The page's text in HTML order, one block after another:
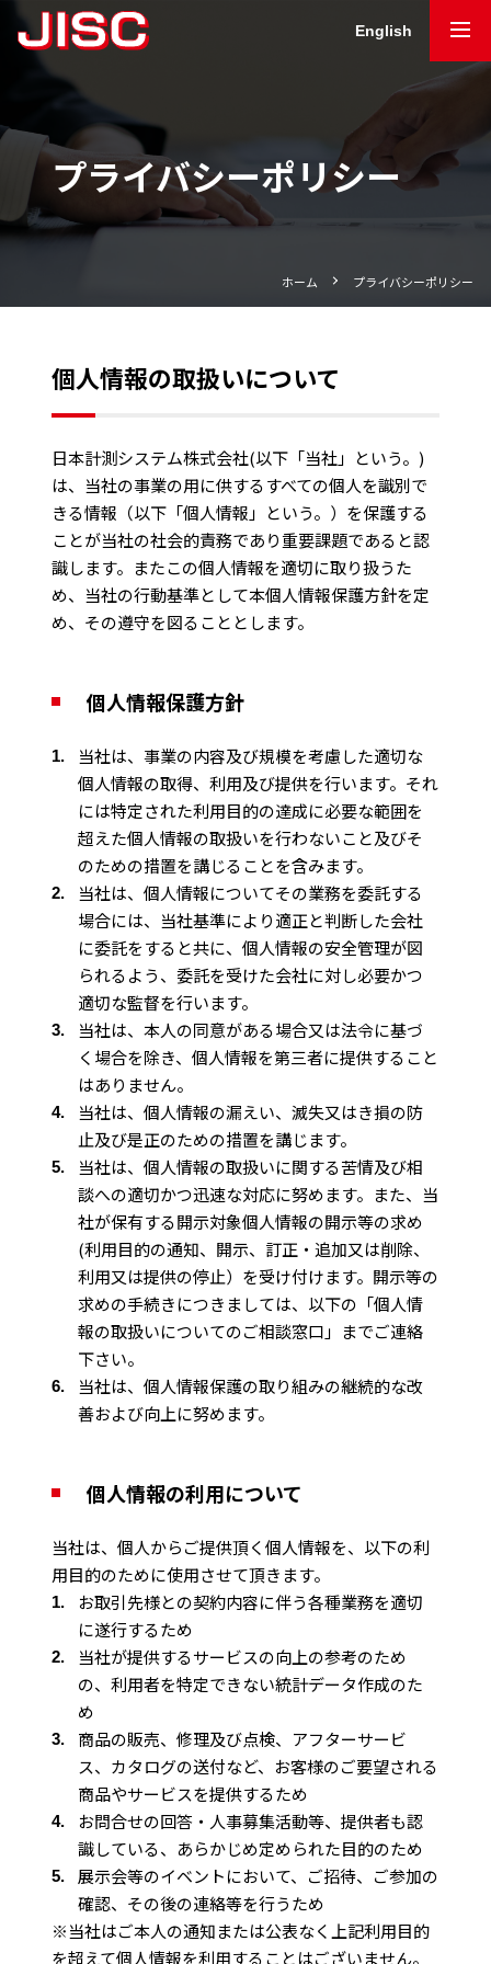
English
プライバシーポリシー
ホーム プライバシーポリシー
個人情報の取扱いについて
日本計測システム株式会社(以下「当社」という。)
は、当社の事業の用に供するすべての個人を識別で
きる情報（以下「個人情報」という。）を保護する
ことが当社の社会的責務であり重要課題であると認
識します。またこの個人情報を適切に取り扱うた
め、当社の行動基準として本個人情報保護方針を定
め、その遵守を図ることとします。
個人情報保護方針
当社は、事業の内容及び規模を考慮した適切な
個人情報の取得、利用及び提供を行います。それ
には特定された利用目的の達成に必要な範囲を
超えた個人情報の取扱いを行わないこと及びそ
のための措置を講じることを含みます。
当社は、個人情報についてその業務を委託する
場合には、当社基準により適正と判断した会社
に委託をすると共に、個人情報の安全管理が図
られるよう、委託を受けた会社に対し必要かつ
適切な監督を行います。
当社は、本人の同意がある場合又は法令に基づ
く場合を除き、個人情報を第三者に提供すること
はありません。
当社は、個人情報の漏えい、滅失又はき損の防
止及び是正のための措置を講じます。
当社は、個人情報の取扱いに関する苦情及び相
談への適切かつ迅速な対応に努めます。また、当
社が保有する開示対象個人情報の開示等の求め
(利用目的の通知、開示、訂正・追加又は削除、
利用又は提供の停止）を受け付けます。開示等の
求めの手続きにつきましては、以下の「個人情
報の取扱いについてのご相談窓口」までご連絡
下さい。
当社は、個人情報保護の取り組みの継続的な改
善および向上に努めます。
個人情報の利用について
当社は、個人からご提供頂く個人情報を、以下の利
用目的のために使用させて頂きます。
お取引先様との契約内容に伴う各種業務を適切
に遂行するため
当社が提供するサービスの向上の参考のため
の、利用者を特定できない統計データ作成のた
め
商品の販売、修理及び点検、アフターサービ
ス、カタログの送付など、お客様のご要望される
商品やサービスを提供するため
お問合せの回答・人事募集活動等、提供者も認
識している、あらかじめ定められた目的のため
展示会等のイベントにおいて、ご招待、ご参加の
確認、その後の連絡等を行うため
※当社はご本人の通知または公表なく上記利用目的
を超えて個人情報を利用することはございません。